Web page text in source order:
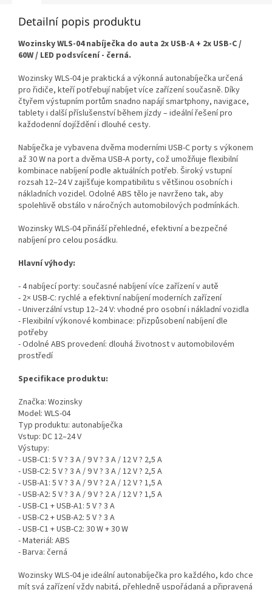
Detailní popis produktu
Wozinsky WLS-04 nabíječka do auta 2x USB-A + 2x USB-C /
60W / LED podsvícení - černá.
Wozinsky WLS-04 je praktická a výkonná autonabíječka určená
pro řidiče, kteří potřebují nabíjet více zařízení současně. Díky
čtyřem výstupním portům snadno napájí smartphony, navigace,
tablety i další příslušenství během jízdy – ideální řešení pro
každodenní dojíždění i dlouhé cesty.
Nabíječka je vybavena dvěma moderními USB-C porty s výkonem
až 30 W na port a dvěma USB-A porty, což umožňuje flexibilní
kombinace nabíjení podle aktuálních potřeb. Široký vstupní
rozsah 12–24 V zajišťuje kompatibilitu s většinou osobních i
nákladních vozidel. Odolné ABS tělo je navrženo tak, aby
spolehlivě obstálo v náročných automobilových podmínkách.
Wozinsky WLS-04 přináší přehledné, efektivní a bezpečné
nabíjení pro celou posádku.
Hlavní výhody:
- 4 nabíjecí porty: současné nabíjení více zařízení v autě
- 2× USB-C: rychlé a efektivní nabíjení moderních zařízení
- Univerzální vstup 12–24 V: vhodné pro osobní i nákladní vozidla
- Flexibilní výkonové kombinace: přizpůsobení nabíjení dle
potřeby
- Odolné ABS provedení: dlouhá životnost v automobilovém
prostředí
Specifikace produktu:
Značka: Wozinsky
Model: WLS-04
Typ produktu: autonabíječka
Vstup: DC 12–24 V
Výstupy:
- USB-C1: 5 V ? 3 A / 9 V ? 3 A / 12 V ? 2,5 A
- USB-C2: 5 V ? 3 A / 9 V ? 3 A / 12 V ? 2,5 A
- USB-A1: 5 V ? 3 A / 9 V ? 2 A / 12 V ? 1,5 A
- USB-A2: 5 V ? 3 A / 9 V ? 2 A / 12 V ? 1,5 A
- USB-C1 + USB-A1: 5 V ? 3 A
- USB-C2 + USB-A2: 5 V ? 3 A
- USB-C1 + USB-C2: 30 W + 30 W
- Materiál: ABS
- Barva: černá
Wozinsky WLS-04 je ideální autonabíječka pro každého, kdo chce
mít svá zařízení vždy nabitá, přehledně uspořádaná a připravená